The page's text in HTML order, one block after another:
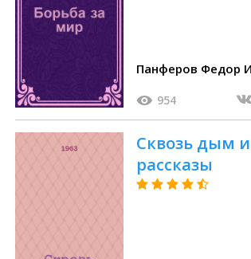
Панферов Федор
954
Сквозь дым
рассказы